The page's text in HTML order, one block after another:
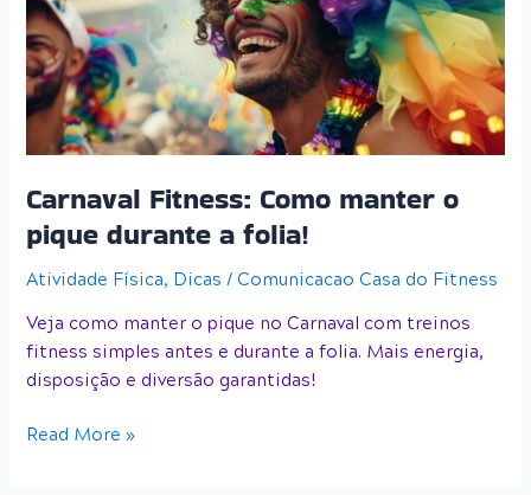
Carnaval Fitness: Como manter o
pique durante a folia!
Atividade Física, Dicas /Comunicacao Casa do Fitness
Veja como manter o pique no Carnaval com treinos
fitness simples antes e durante a folia. Mais energia,
disposição e diversão garantidas!
o
pique
durante
a
folia!
Read More »